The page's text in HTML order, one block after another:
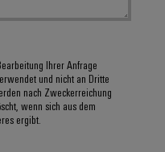
Ihrer Anfrage
und nicht an Dritte
nach Zweckerreichung
wenn sich aus dem
ergibt.